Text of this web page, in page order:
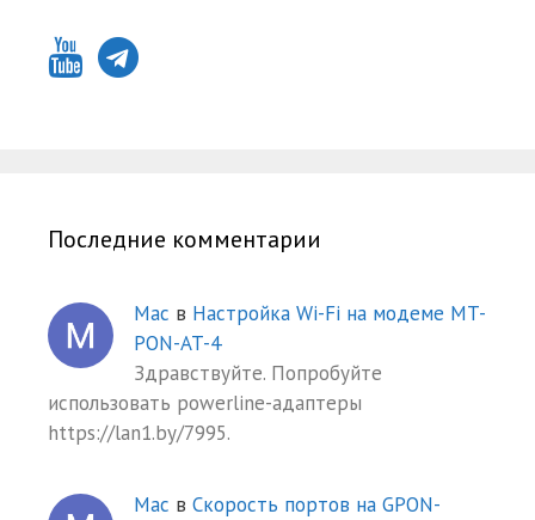
Последние комментарии
Mac в Настройка Wi-Fi на модеме MT-
PON-AT-4
Здравствуйте. Попробуйте
использовать powerline-адаптеры
https://lan1.by/7995.
Mac в Скорость портов на GPON-